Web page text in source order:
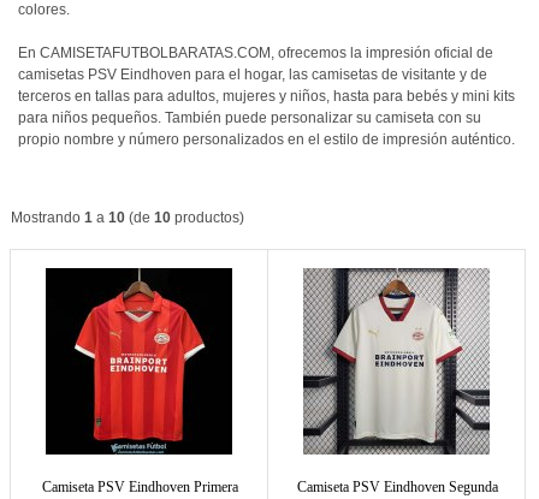
colores.
En CAMISETAFUTBOLBARATAS.COM, ofrecemos la impresión oficial de
camisetas PSV Eindhoven para el hogar, las camisetas de visitante y de
terceros en tallas para adultos, mujeres y niños, hasta para bebés y mini kits
para niños pequeños. También puede personalizar su camiseta con su
propio nombre y número personalizados en el estilo de impresión auténtico.
Mostrando 1a 10(de 10productos)
Camiseta PSV Eindhoven Primera
Camiseta PSV Eindhoven Segunda